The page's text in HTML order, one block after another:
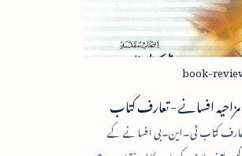
افسانے - تعارف کتاب
کتاب ٹی۔این۔بی افسانے کے